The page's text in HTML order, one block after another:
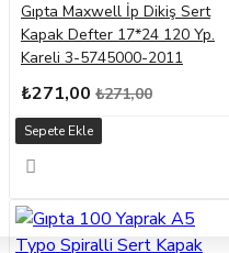
Gıpta Maxwell İp Dikiş Sert
Kapak Defter 17*24 120 Yp.
Kareli 3-5745000-2011
₺271,00 ₺271,00
Sepete Ekle